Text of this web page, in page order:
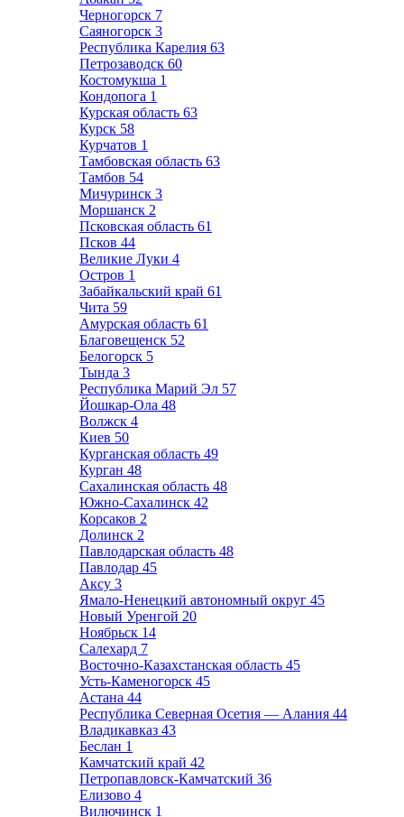
Черногорск 7
Саяногорск 3
Республика Карелия 63
Петрозаводск 60
Костомукша 1
Кондопога 1
Курская область 63
Курск 58
Курчатов 1
Тамбовская область 63
Тамбов 54
Мичуринск 3
Моршанск 2
Псковская область 61
Псков 44
Великие Луки 4
Остров 1
Забайкальский край 61
Чита 59
Амурская область 61
Благовещенск 52
Белогорск 5
Тында 3
Республика Марий Эл 57
Йошкар-Ола 48
Волжск 4
Киев 50
Курганская область 49
Курган 48
Сахалинская область 48
Южно-Сахалинск 42
Корсаков 2
Долинск 2
Павлодарская область 48
Павлодар 45
Аксу 3
Ямало-Ненецкий автономный округ 45
Новый Уренгой 20
Ноябрьск 14
Салехард 7
Восточно-Казахстанская область 45
Усть-Каменогорск 45
Астана 44
Республика Северная Осетия — Алания 44
Владикавказ 43
Беслан 1
Камчатский край 42
Петропавловск-Камчатский 36
Елизово 4
Вилючинск 1